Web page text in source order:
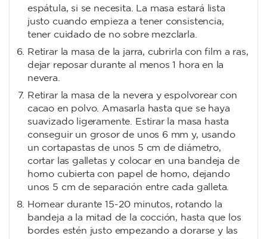
espátula, si se necesita. La masa estará lista
justo cuando empieza a tener consistencia,
tener cuidado de no sobre mezclarla.
Retirar la masa de la jarra, cubrirla con film a ras,
dejar reposar durante al menos 1 hora en la
nevera.
Retirar la masa de la nevera y espolvorear con
cacao en polvo. Amasarla hasta que se haya
suavizado ligeramente. Estirar la masa hasta
conseguir un grosor de unos 6 mm y, usando
un cortapastas de unos 5 cm de diámetro,
cortar las galletas y colocar en una bandeja de
horno cubierta con papel de horno, dejando
unos 5 cm de separación entre cada galleta.
Hornear durante 15-20 minutos, rotando la
bandeja a la mitad de la cocción, hasta que los
bordes estén justo empezando a dorarse y las